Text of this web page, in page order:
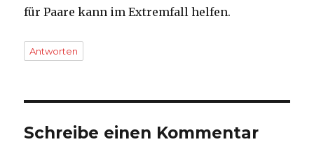
für Paare kann im Extremfall helfen.
Antworten
Schreibe einen Kommentar